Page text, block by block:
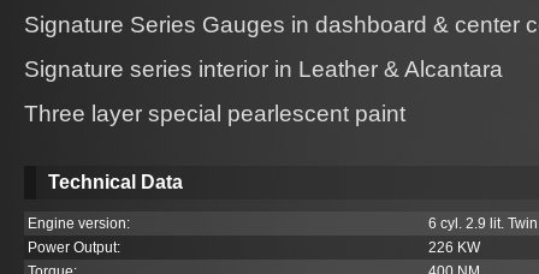
Signature Series Gauges in dashboard & center
Signature series interior in Leather & Alcantara
Three layer special pearlescent paint
Technical Data
Engine version:
6 cyl. 2.9 lit.
Power Output:
226 KW